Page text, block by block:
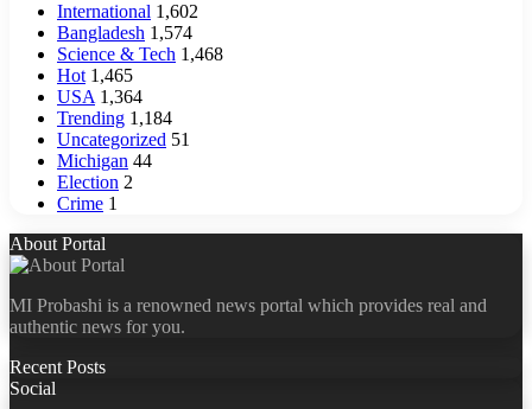
International 1,602
Bangladesh 1,574
Science & Tech 1,468
Hot 1,465
USA 1,364
Trending 1,184
Uncategorized 51
Michigan 44
Election 2
Crime 1
About Portal
MI Probashi is a renowned news portal which provides real and
authentic news for you.
Recent Posts
Social